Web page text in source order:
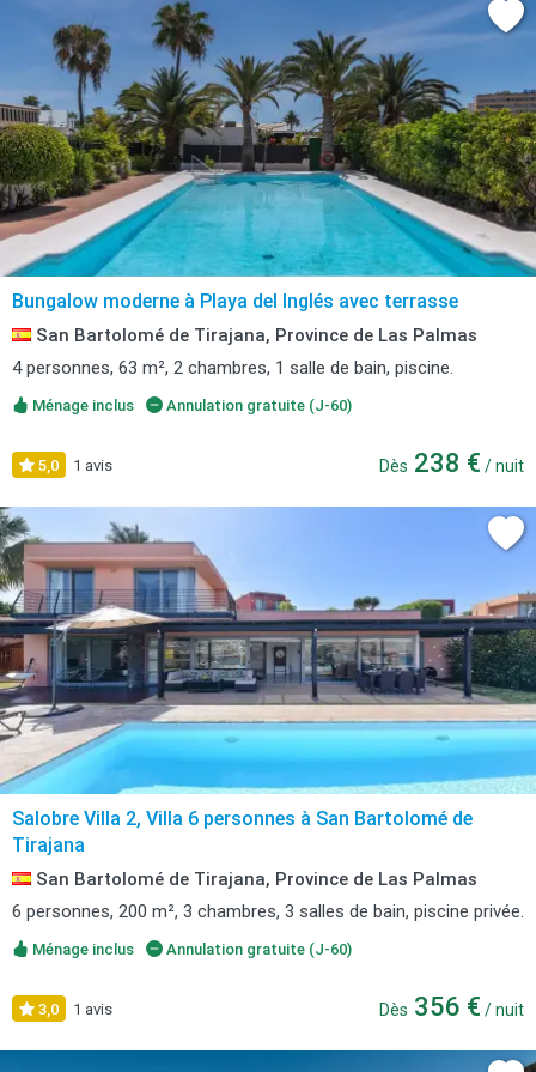
Bungalow moderne à Playa del Inglés avec terrasse
San Bartolomé de Tirajana, Province de Las Palmas
4 personnes, 63 m², 2 chambres, 1 salle de bain, piscine.
Ménage inclus Annulation gratuite (J-60)
5,0 1 avis Dès 238 € / nuit
Salobre Villa 2, Villa 6 personnes à San Bartolomé de
Tirajana
San Bartolomé de Tirajana, Province de Las Palmas
6 personnes, 200 m², 3 chambres, 3 salles de bain, piscine privée.
Ménage inclus Annulation gratuite (J-60)
3,0 1 avis Dès 356 € / nuit